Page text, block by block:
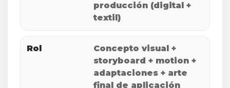
producción (digital +
textil)
Rol
Concepto visual +
storyboard + motion +
adaptaciones + arte
final de aplicación